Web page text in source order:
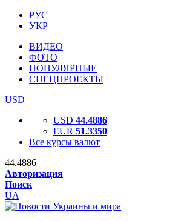
РУС
УКР
ВИДЕО
ФОТО
ПОПУЛЯРНЫЕ
СПЕЦПРОЕКТЫ
USD
USD 44.4886
EUR 51.3350
Все курсы валют
44.4886
Авторизация
Поиск
UA